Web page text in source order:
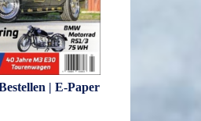
| E-Paper